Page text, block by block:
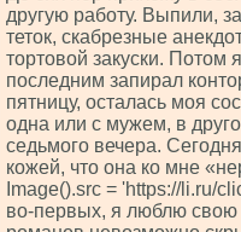
другую работу. Выпили,
теток, скабрезные
тортовой закуски. Потом
последним запирал
пятницу, осталась моя
одна или с мужем, в
седьмого вечера.
кожей, что она ко мне
Imаgе().srс = 'httрs://li.ru/
во-первых, я люблю свою